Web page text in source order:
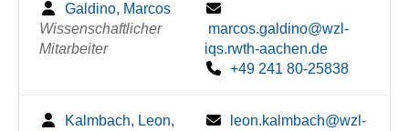
Galdino, Marcos
Wissenschaftlicher
Mitarbeiter
marcos.galdino@wzl-
iqs.rwth-aachen.de
+49 241 80-25838
Kalmbach, Leon,
leon.kalmbach@wzl-